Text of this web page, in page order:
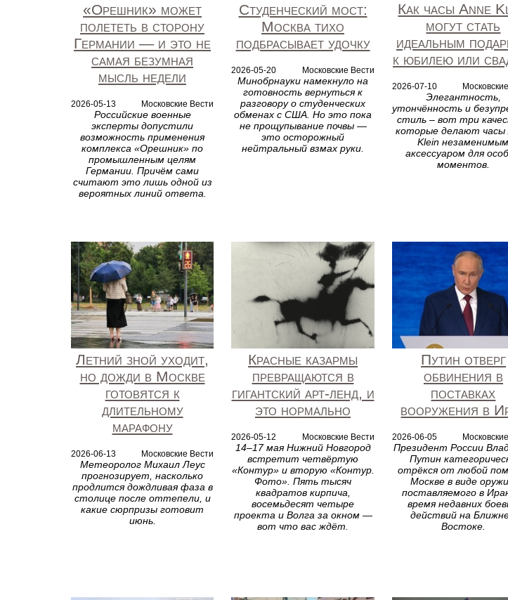
«Орешник» может
полететь в сторону
Германии — и это не
самая безумная
мысль недели
2026-05-13 Московские Вести
Российские военные
эксперты допустили
возможность применения
комплекса «Орешник» по
промышленным целям
Германии. Причём сами
считают это лишь одной из
вероятных линий ответа.
Студенческий мост:
Москва тихо
подбрасывает удочку
2026-05-20 Московские Вести
Минобрнауки намекнуло на
готовность вернуться к
разговору о студенческих
обменах с США. Но это пока
не прощупывание почвы —
это осторожный
нейтральный взмах руки.
Как часы Anne
могут стать
идеальным
к юбилею или
2026-07-10
Элегантность,
утончённость и
стиль – вот три
которые делают часы
Klein незаменимым
аксессуаром для
моментов.
Летний зной уходит,
но дожди в Москве
готовятся к
длительному
марафону
2026-06-13 Московские Вести
Метеоролог Михаил Леус
прогнозирует, насколько
продлится дождливая фаза в
столице после оттепели, и
какие сюрпризы готовит
июнь.
Красные казармы
превращаются в
гигантский арт-ленд, и
это нормально
2026-05-12 Московские Вести
14–17 мая Нижний Новгород
встретит четвёртую
«Контур» и вторую «Контур.
Фото». Пять тысяч
квадратов кирпича,
восемьдесят четыре
проекта и Волга за окном —
вот что вас ждёт.
Путин отверг
обвинения в
поставках
вооружения в
2026-06-05
Президент России
Путин
отрёкся от любой
Москве в виде
поставляемого в
время недавних
действий на
Востоке.